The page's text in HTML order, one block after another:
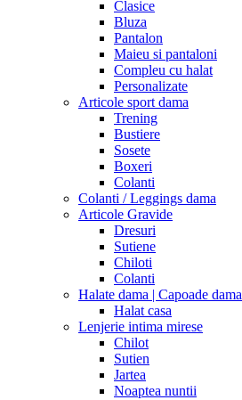
Clasice
Bluza
Pantalon
Maieu si pantaloni
Compleu cu halat
Personalizate
Articole sport dama
Trening
Bustiere
Sosete
Boxeri
Colanti
Colanti / Leggings dama
Articole Gravide
Dresuri
Sutiene
Chiloti
Colanti
Halate dama | Capoade dama
Halat casa
Lenjerie intima mirese
Chilot
Sutien
Jartea
Noaptea nuntii